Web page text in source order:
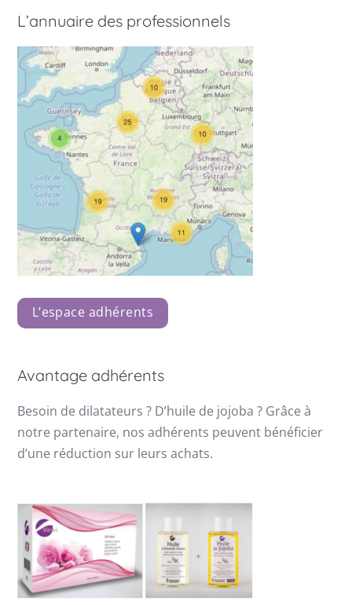
L’annuaire des professionnels
L’espace adhérents
Avantage adhérents
Besoin de dilatateurs ? D’huile de jojoba ? Grâce à
notre partenaire, nos adhérents peuvent bénéficier
d’une réduction sur leurs achats.